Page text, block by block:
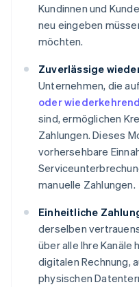
Kundinnen und
neu eingeben
möchten.
Zuverlässige
Unternehmen, die
oder
sind, ermöglichen
Zahlungen. Dieses
vorhersehbare
manuelle Zahlungen.
Einheitliche
derselben
über alle Ihre Kanäle
digitalen Rechnung,
physischen